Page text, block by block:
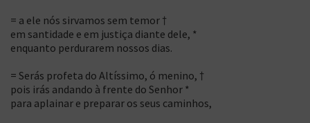
= a ele nós sirvamos sem temor †
em santidade e em justiça diante dele, *
enquanto perdurarem nossos dias.
= Serás profeta do Altíssimo, ó menino, †
pois irás andando à frente do Senhor *
para aplainar e preparar os seus caminhos,